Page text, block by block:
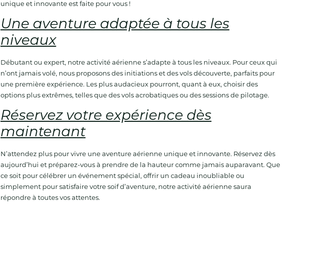
unique et innovante est faite pour vous !
Une aventure adaptée à tous les
niveaux
Débutant ou expert, notre activité aérienne s’adapte à tous les niveaux. Pour ceux qui
n’ont jamais volé, nous proposons des initiations et des vols découverte, parfaits pour
une première expérience. Les plus audacieux pourront, quant à eux, choisir des
options plus extrêmes, telles que des vols acrobatiques ou des sessions de pilotage.
Réservez votre expérience dès
maintenant
N’attendez plus pour vivre une aventure aérienne unique et innovante. Réservez dès
aujourd’hui et préparez-vous à prendre de la hauteur comme jamais auparavant. Que
ce soit pour célébrer un événement spécial, offrir un cadeau inoubliable ou
simplement pour satisfaire votre soif d’aventure, notre activité aérienne saura
répondre à toutes vos attentes.